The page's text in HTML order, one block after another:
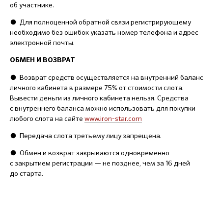
об участнике.
● Для полноценной обратной связи регистрирующему
необходимо без ошибок указать номер телефона и адрес
электронной почты.
ОБМЕН И ВОЗВРАТ
● Возврат средств осуществляется на внутренний баланс
личного кабинета в размере 75% от стоимости слота.
Вывести деньги из личного кабинета нельзя. Средства
с внутреннего баланса можно использовать для покупки
любого слота на сайте www.iron-star.com
● Передача слота третьему лицу запрещена.
● Обмен и возврат закрываются одновременно
с закрытием регистрации — не позднее, чем за 16 дней
до старта.